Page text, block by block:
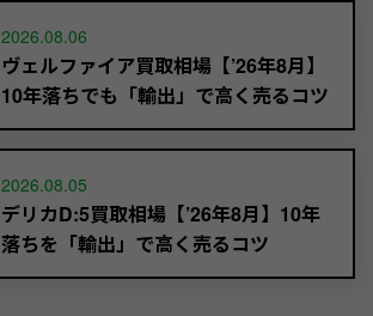
2026.08.06
ヴェルファイア買取相場【’26年8月】
10年落ちでも「輸出」で高く売るコツ
2026.08.05
デリカD:5買取相場【’26年8月】10年
落ちを「輸出」で高く売るコツ